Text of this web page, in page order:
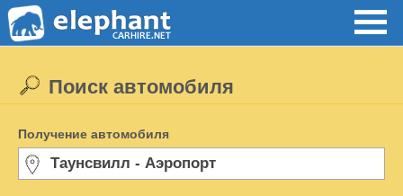
Поиск автомобиля
Получение автомобиля